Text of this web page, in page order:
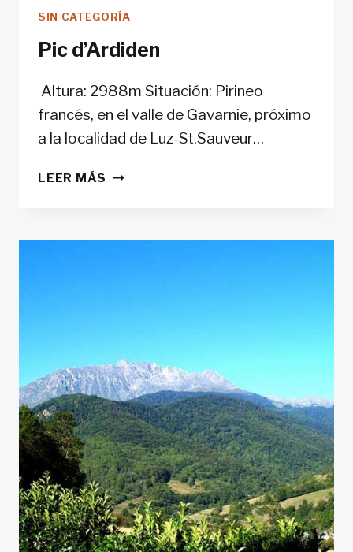
SIN CATEGORÍA
Pic d’Ardiden
Altura: 2988m Situación: Pirineo
francés, en el valle de Gavarnie, próximo
a la localidad de Luz-St.Sauveur…
LEER MÁS PIC